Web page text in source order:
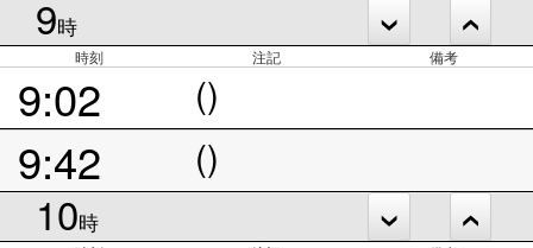
9時
時刻 注記 備考
9:02 ()
9:42 ()
10時